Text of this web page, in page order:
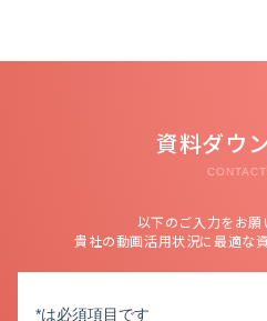
資料ダウ
以下のご入力をお願
貴社の動画活用状況に最適な